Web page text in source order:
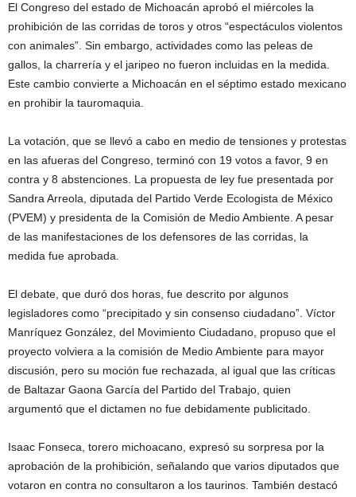
El Congreso del estado de Michoacán aprobó el miércoles la
prohibición de las corridas de toros y otros “espectáculos violentos
con animales”. Sin embargo, actividades como las peleas de
gallos, la charrería y el jaripeo no fueron incluidas en la medida.
Este cambio convierte a Michoacán en el séptimo estado mexicano
en prohibir la tauromaquia.
La votación, que se llevó a cabo en medio de tensiones y protestas
en las afueras del Congreso, terminó con 19 votos a favor, 9 en
contra y 8 abstenciones. La propuesta de ley fue presentada por
Sandra Arreola, diputada del Partido Verde Ecologista de México
(PVEM) y presidenta de la Comisión de Medio Ambiente. A pesar
de las manifestaciones de los defensores de las corridas, la
medida fue aprobada.
El debate, que duró dos horas, fue descrito por algunos
legisladores como “precipitado y sin consenso ciudadano”. Víctor
Manríquez González, del Movimiento Ciudadano, propuso que el
proyecto volviera a la comisión de Medio Ambiente para mayor
discusión, pero su moción fue rechazada, al igual que las críticas
de Baltazar Gaona García del Partido del Trabajo, quien
argumentó que el dictamen no fue debidamente publicitado.
Isaac Fonseca, torero michoacano, expresó su sorpresa por la
aprobación de la prohibición, señalando que varios diputados que
votaron en contra no consultaron a los taurinos. También destacó